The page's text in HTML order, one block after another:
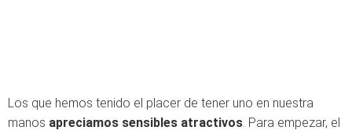
Los que hemos tenido el placer de tener uno en nuestra
manos apreciamos sensibles atractivos. Para empezar, el